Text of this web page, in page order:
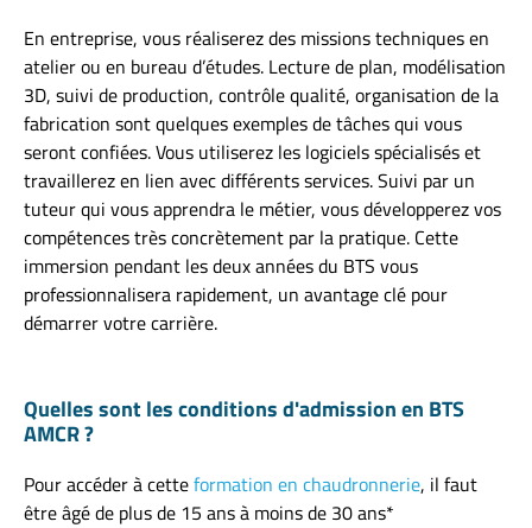
En entreprise, vous réaliserez des missions techniques en
atelier ou en bureau d’études. Lecture de plan, modélisation
3D, suivi de production, contrôle qualité, organisation de la
fabrication sont quelques exemples de tâches qui vous
seront confiées. Vous utiliserez les logiciels spécialisés et
travaillerez en lien avec différents services. Suivi par un
tuteur qui vous apprendra le métier, vous développerez vos
compétences très concrètement par la pratique. Cette
immersion pendant les deux années du BTS vous
professionnalisera rapidement, un avantage clé pour
démarrer votre carrière.
Quelles sont les conditions d'admission en BTS
AMCR ?
Pour accéder à cetteformation en chaudronnerie, il faut
être âgé de plus de 15 ans à moins de 30 ans*